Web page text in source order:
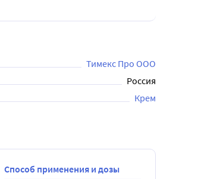
Тимекс Про ООО
Россия
Крем
Способ применения и дозы